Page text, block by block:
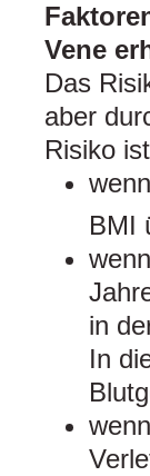
Vene
Das
aber
Risiko
BMI
in
In